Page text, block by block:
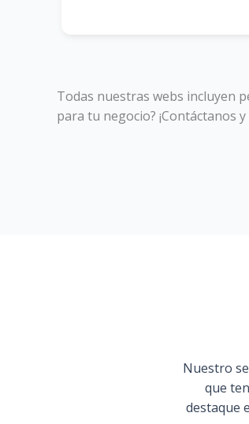
Todas nuestras webs incluyen
para tu negocio? ¡Contáctanos
Nuestro
que
destaque